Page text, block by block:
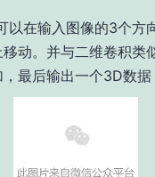
以在输入图像的3个方
动。并与二维卷积类
最后输出一个3D数据